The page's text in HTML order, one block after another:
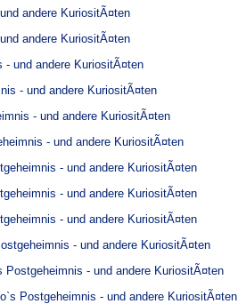
andere KuriositÃ¤ten
andere KuriositÃ¤ten
- und andere KuriositÃ¤ten
- und andere KuriositÃ¤ten
- und andere KuriositÃ¤ten
- und andere KuriositÃ¤ten
- und andere KuriositÃ¤ten
- und andere KuriositÃ¤ten
- und andere KuriositÃ¤ten
- und andere KuriositÃ¤ten
Postgeheimnis - und andere KuriositÃ¤ten
Postgeheimnis - und andere KuriositÃ¤ten